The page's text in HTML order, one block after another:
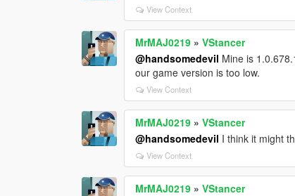
View Context
MrMAJ0219 »VStancer
@handsomedevil Mine is
our game version is too low.
View Context
MrMAJ0219 »VStancer
@handsomedevil I think it might
View Context
MrMAJ0219 »VStancer